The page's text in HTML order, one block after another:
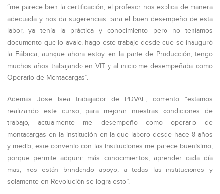
“me parece bien la certificación, el profesor nos explica de manera
adecuada y nos da sugerencias para el buen desempeño de esta
labor, ya tenía la práctica y conocimiento pero no teníamos
documento que lo avale, hago este trabajo desde que se inauguró
la Fábrica, aunque ahora estoy en la parte de Producción, tengo
muchos años trabajando en VIT y al inicio me desempeñaba como
Operario de Montacargas”.
Además José Isea trabajador de PDVAL, comentó “estamos
realizando este curso, para mejorar nuestras condiciones de
trabajo, actualmente me desempeño como operario de
montacargas en la institución en la que laboro desde hace 8 años
y medio, este convenio con las instituciones me parece buenísimo,
porque permite adquirir más conocimientos, aprender cada día
mas, nos están brindando apoyo, a todas las instituciones y
solamente en Revolución se logra esto”.